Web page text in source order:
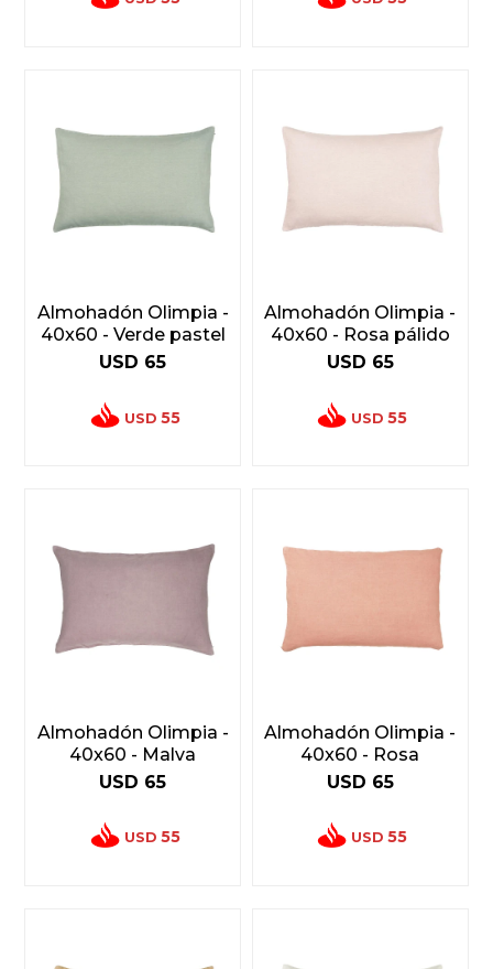
Almohadón Olimpia -
40x60 - Verde pastel
USD 65
USD 55
Almohadón Olimpia -
40x60 - Rosa pálido
USD 65
USD 55
Almohadón Olimpia -
40x60 - Malva
USD 65
USD 55
Almohadón Olimpia -
40x60 - Rosa
USD 65
USD 55